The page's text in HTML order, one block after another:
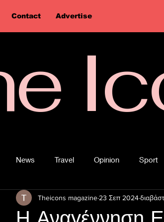
Contact Advertise
News Travel Opinion Sport
Theicons magazine 23 Σεπ 2024